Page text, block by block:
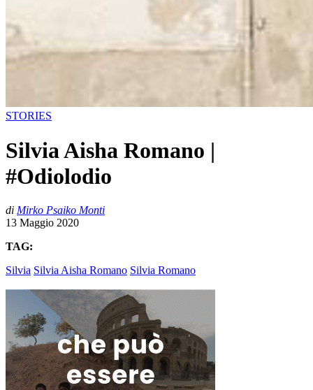
STORIES
Silvia Aisha Romano |
#Odiolodio
di Mirko Psaiko Monti
13 Maggio 2020
TAG:
Silvia Silvia Aisha Romano Silvia Romano